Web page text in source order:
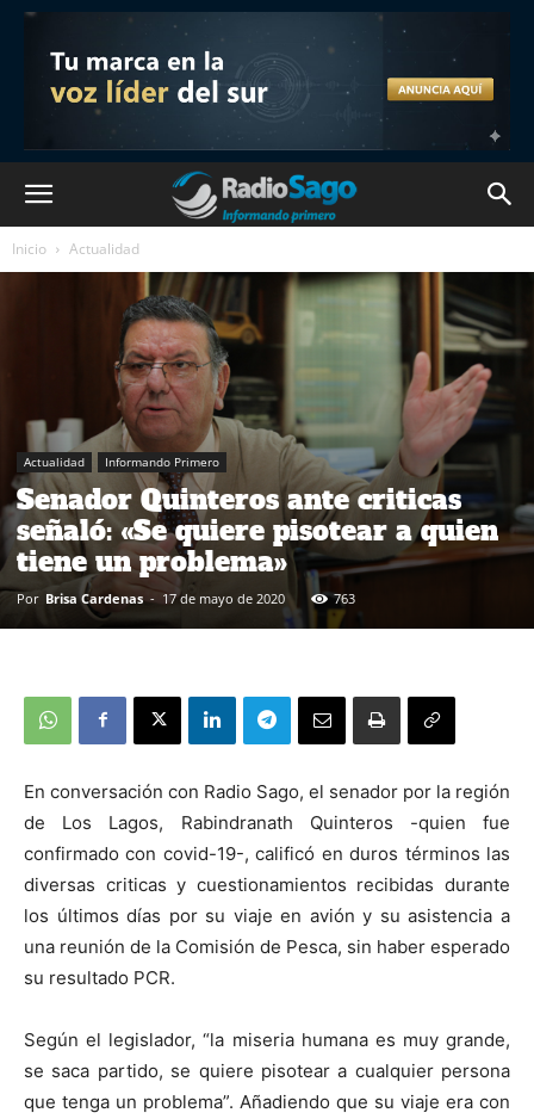
Inicio Actualidad
Actualidad Informando Primero
Senador Quinteros ante criticas
señaló: «Se quiere pisotear a quien
tiene un problema»
Por Brisa Cardenas - 17 de mayo de 2020 763
En conversación con Radio Sago, el senador por la región
de Los Lagos, Rabindranath Quinteros -quien fue
confirmado con covid-19-, calificó en duros términos las
diversas criticas y cuestionamientos recibidas durante
los últimos días por su viaje en avión y su asistencia a
una reunión de la Comisión de Pesca, sin haber esperado
su resultado PCR.
Según el legislador, “la miseria humana es muy grande,
se saca partido, se quiere pisotear a cualquier persona
que tenga un problema”. Añadiendo que su viaje era con